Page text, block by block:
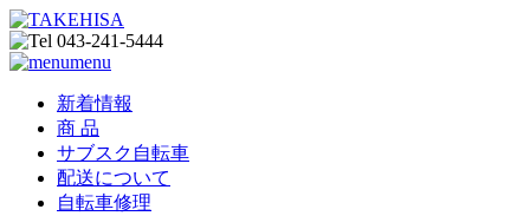
menu
新着情報
商 品
サブスク自転車
配送について
自転車修理